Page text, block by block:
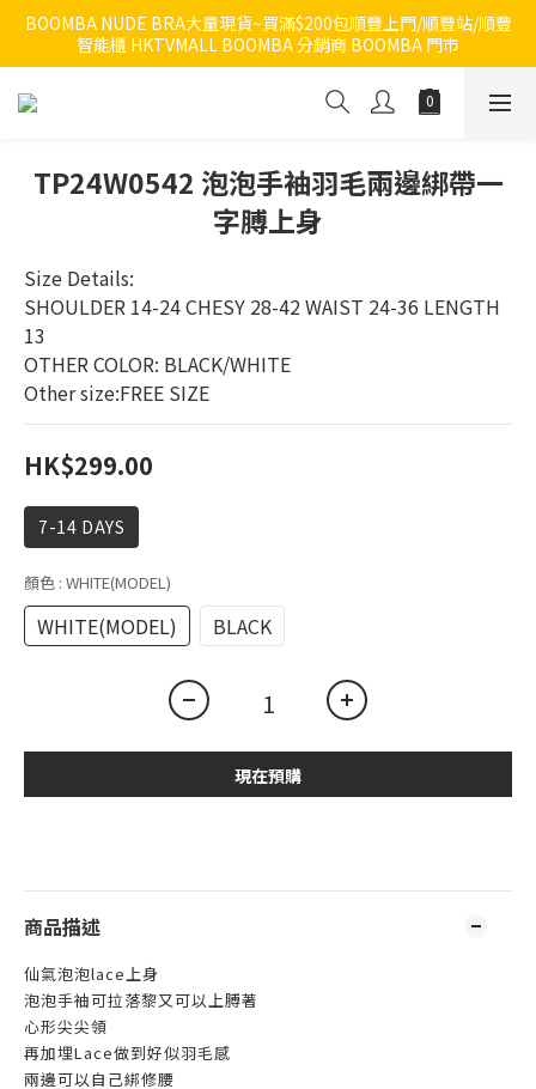
BOOMBA NUDE BRA大量現貨~買滿$200包順豐上門/順豐站/順豐
智能櫃 HKTVMALL BOOMBA 分銷商 BOOMBA 門市
TP24W0542 泡泡手袖羽毛兩邊綁帶一
字膊上身
Size Details:
SHOULDER 14-24 CHESY 28-42 WAIST 24-36 LENGTH
13
OTHER COLOR: BLACK/WHITE
Other size:FREE SIZE
HK$299.00
7-14 DAYS
顏色 : WHITE(MODEL)
WHITE(MODEL) BLACK
現在預購
商品描述
仙氣泡泡lace上身
泡泡手袖可拉落黎又可以上膊著
心形尖尖領
再加埋Lace做到好似羽毛感
兩邊可以自己綁修腰